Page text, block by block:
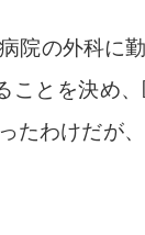
病院の外科に
ことを決め
たわけだが